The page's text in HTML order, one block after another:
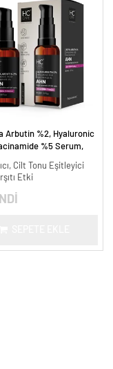
Arbutin %2, Hyaluronic
%5 Serum,
Cilt Tonu Eşitleyici
Etki